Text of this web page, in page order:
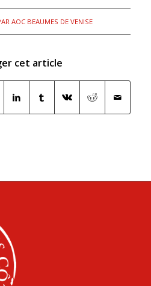
AOC BEAUMES DE VENISE
cet article